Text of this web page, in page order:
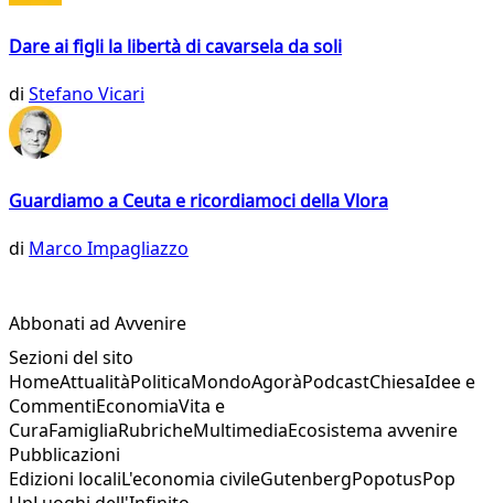
Dare ai figli la libertà di cavarsela da soli
di Stefano Vicari
Guardiamo a Ceuta e ricordiamoci della Vlora
di Marco Impagliazzo
Abbonati ad Avvenire
Sezioni del sito
HomeAttualitàPoliticaMondoAgoràPodcastChiesaIdee e
CommentiEconomiaVita e
CuraFamigliaRubricheMultimediaEcosistema avvenire
Pubblicazioni
Edizioni localiL'economia civileGutenbergPopotusPop